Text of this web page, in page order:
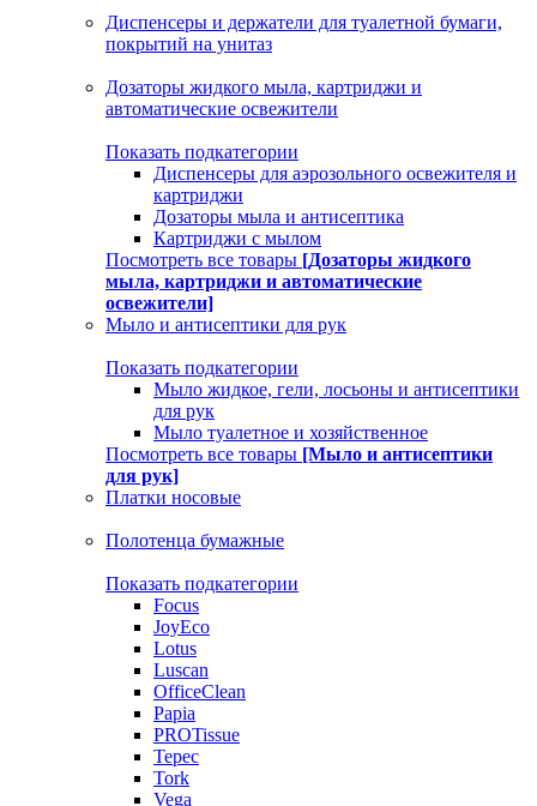
Диспенсеры и держатели для туалетной бумаги,
покрытий на унитаз
Дозаторы жидкого мыла, картриджи и
автоматические освежители
Показать подкатегории
Диспенсеры для аэрозольного освежителя и
картриджи
Дозаторы мыла и антисептика
Картриджи с мылом
Посмотреть все товары [Дозаторы жидкого
мыла, картриджи и автоматические
освежители]
Мыло и антисептики для рук
Показать подкатегории
Мыло жидкое, гели, лосьоны и антисептики
для рук
Мыло туалетное и хозяйственное
Посмотреть все товары [Мыло и антисептики
для рук]
Платки носовые
Полотенца бумажные
Показать подкатегории
Focus
JoyEco
Lotus
Luscan
OfficeClean
Papia
PROTissue
Tepec
Tork
Vega